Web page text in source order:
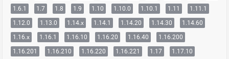
1.6.1
1.7 1.8 1.9 1.10 1.10.0 1.10.1 1.11
1.11.1
1.12.0
1.13.0 1.14.x 1.14.1 1.14.20 1.14.30
1.14.60
1.16.x
1.16.1 1.16.10 1.16.20 1.16.40
1.16.200
1.16.201
1.16.210 1.16.220 1.16.221 1.17
1.17.10